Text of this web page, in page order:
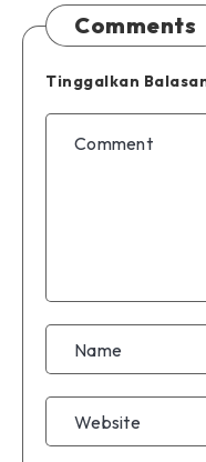
Comments
Tinggalkan